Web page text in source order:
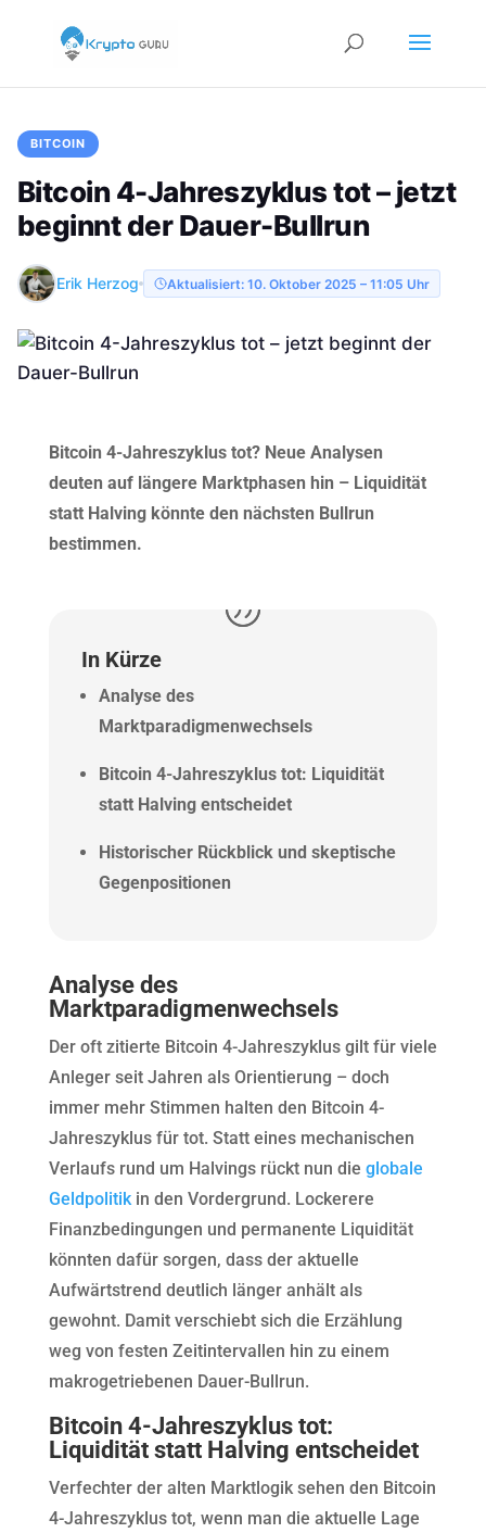
BITCOIN
Bitcoin 4-Jahreszyklus tot – jetzt
beginnt der Dauer-Bullrun
Erik Herzog Aktualisiert: 10. Oktober 2025 – 11:05 Uhr
​Bitcoin 4-Jahreszyklus tot? Neue Analysen
deuten auf längere Marktphasen hin – Liquidität
statt Halving könnte den nächsten Bullrun
bestimmen.
In Kürze
Analyse des
Marktparadigmenwechsels
Bitcoin 4-Jahreszyklus tot: Liquidität
statt Halving entscheidet
Historischer Rückblick und skeptische
Gegenpositionen
Analyse des
Marktparadigmenwechsels
Der oft zitierte Bitcoin 4-Jahreszyklus gilt für viele
Anleger seit Jahren als Orientierung – doch
immer mehr Stimmen halten den Bitcoin 4-
Jahreszyklus für tot. Statt eines mechanischen
Verlaufs rund um Halvings rückt nun die globale
Geldpolitikin den Vordergrund. Lockerere
Finanzbedingungen und permanente Liquidität
könnten dafür sorgen, dass der aktuelle
Aufwärtstrend deutlich länger anhält als
gewohnt. Damit verschiebt sich die Erzählung
weg von festen Zeitintervallen hin zu einem
makrogetriebenen Dauer-Bullrun.
Bitcoin 4-Jahreszyklus tot:
Liquidität statt Halving entscheidet
Verfechter der alten Marktlogik sehen den Bitcoin
4-Jahreszyklus tot, wenn man die aktuelle Lage